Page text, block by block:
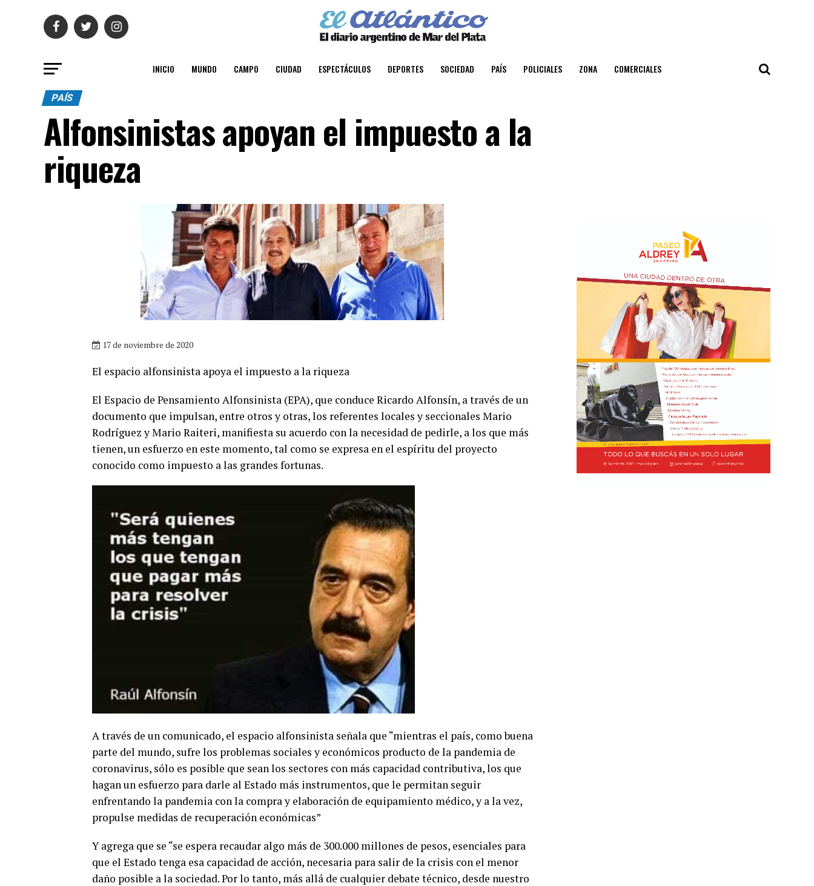
INICIO MUNDO CAMPO CIUDAD ESPECTÁCULOS DEPORTES SOCIEDAD PAÍS POLICIALES ZONA COMERCIALES
PAÍS
Alfonsinistas apoyan el impuesto a la
riqueza
17 de noviembre de 2020
El espacio alfonsinista apoya el impuesto a la riqueza
El Espacio de Pensamiento Alfonsinista (EPA), que conduce Ricardo Alfonsín, a través de un
documento que impulsan, entre otros y otras, los referentes locales y seccionales Mario
Rodríguez y Mario Raiteri, manifiesta su acuerdo con la necesidad de pedirle, a los que más
tienen, un esfuerzo en este momento, tal como se expresa en el espíritu del proyecto
conocido como impuesto a las grandes fortunas.
A través de un comunicado, el espacio alfonsinista señala que “mientras el país, como buena
parte del mundo, sufre los problemas sociales y económicos producto de la pandemia de
coronavirus, sólo es posible que sean los sectores con más capacidad contributiva, los que
hagan un esfuerzo para darle al Estado más instrumentos, que le permitan seguir
enfrentando la pandemia con la compra y elaboración de equipamiento médico, y a la vez,
propulse medidas de recuperación económicas”
Y agrega que se “se espera recaudar algo más de 300.000 millones de pesos, esenciales para
que el Estado tenga esa capacidad de acción, necesaria para salir de la crisis con el menor
daño posible a la sociedad. Por lo tanto, más allá de cualquier debate técnico, desde nuestro